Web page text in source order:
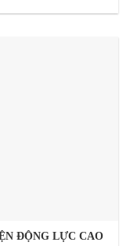
ĐỘNG LỰC CAO